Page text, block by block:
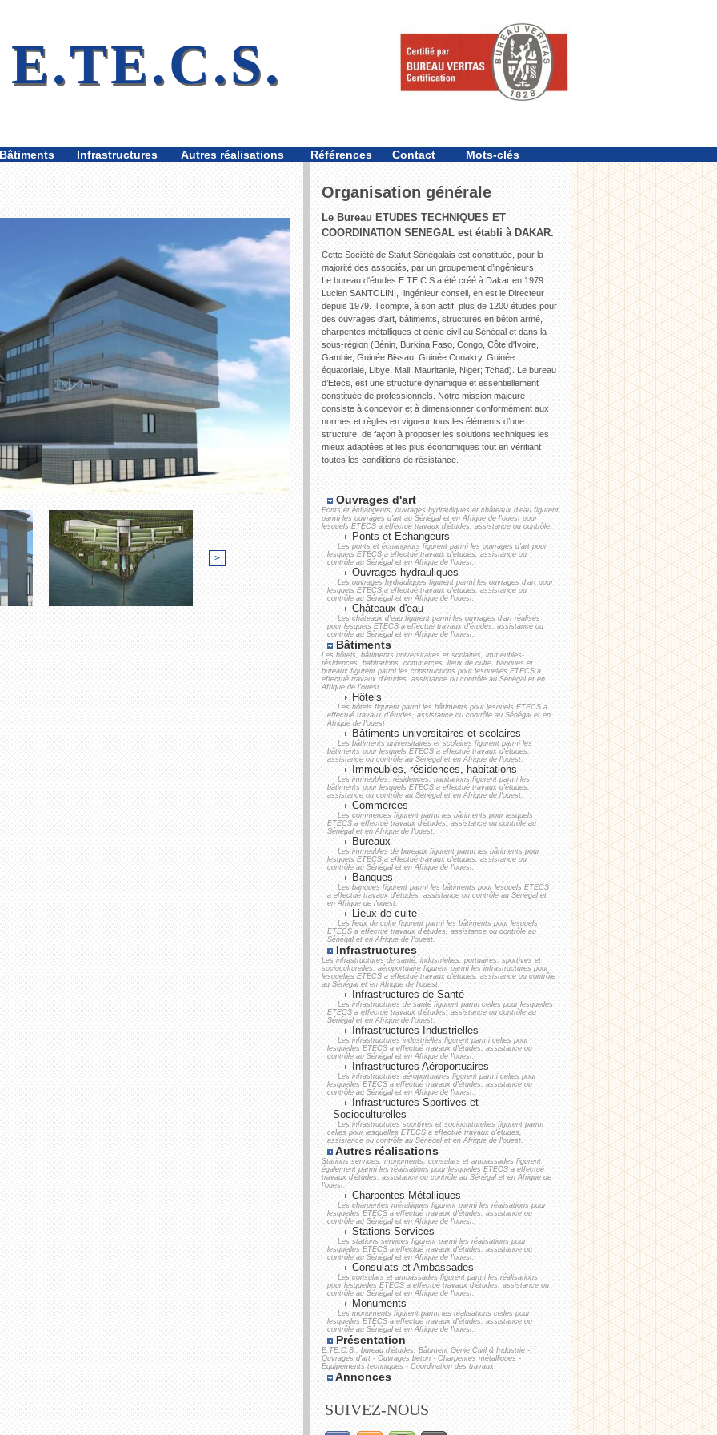
E.TE.C.S.
Bâtiments Infrastructures Autres réalisations Références Contact Mots-clés
>
Organisation générale
Le Bureau ETUDES TECHNIQUES ET
COORDINATION SENEGAL est établi à DAKAR.
Cette Société de Statut Sénégalais est constituée, pour la
majorité des associés, par un groupement d’ingénieurs.
Le bureau d'études E.TE.C.S a été créé à Dakar en 1979.
Lucien SANTOLINI, ingénieur conseil, en est le Directeur
depuis 1979. Il compte, à son actif, plus de 1200 études pour
des ouvrages d'art, bâtiments, structures en béton armé,
charpentes métalliques et génie civil au Sénégal et dans la
sous-région (Bénin, Burkina Faso, Congo, Côte d'Ivoire,
Gambie, Guinée Bissau, Guinée Conakry, Guinée
équatoriale, Libye, Mali, Mauritanie, Niger; Tchad). Le bureau
d’Etecs, est une structure dynamique et essentiellement
constituée de professionnels. Notre mission majeure
consiste à concevoir et à dimensionner conformément aux
normes et règles en vigueur tous les éléments d’une
structure, de façon à proposer les solutions techniques les
mieux adaptées et les plus économiques tout en vérifiant
toutes les conditions de résistance.
Ouvrages d'art
Ponts et échangeurs, ouvrages hydrauliques et châteaux d'eau figurent
parmi les ouvrages d'art au Sénégal et en Afrique de l'ouest pour
lesquels ETECS a effectué travaux d'études, assistance ou contrôle.
Ponts et Echangeurs
Les ponts et échangeurs figurent parmi les ouvrages d'art pour
lesquels ETECS a effectué travaux d'études, assistance ou
contrôle au Sénégal et en Afrique de l'ouest.
Ouvrages hydrauliques
Les ouvrages hydrauliques figurent parmi les ouvrages d'art pour
lesquels ETECS a effectué travaux d'études, assistance ou
contrôle au Sénégal et en Afrique de l'ouest.
Châteaux d'eau
Les châteaux d'eau figurent parmi les ouvrages d'art réalisés
pour lesquels ETECS a effectué travaux d'études, assistance ou
contrôle au Sénégal et en Afrique de l'ouest.
Bâtiments
Les hôtels, bâtiments universitaires et scolaires, immeubles-
résidences, habitations, commerces, lieux de culte, banques et
bureaux figurent parmi les constructions pour lesquelles ETECS a
effectué travaux d'études, assistance ou contrôle au Sénégal et en
Afrique de l'ouest.
Hôtels
Les hôtels figurent parmi les bâtiments pour lesquels ETECS a
effectué travaux d'études, assistance ou contrôle au Sénégal et en
Afrique de l'ouest
Bâtiments universitaires et scolaires
Les bâtiments universitaires et scolaires figurent parmi les
bâtiments pour lesquels ETECS a effectué travaux d'études,
assistance ou contrôle au Sénégal et en Afrique de l'ouest.
Immeubles, résidences, habitations
Les immeubles, résidences, habitations figurent parmi les
bâtiments pour lesquels ETECS a effectué travaux d'études,
assistance ou contrôle au Sénégal et en Afrique de l'ouest.
Commerces
Les commerces figurent parmi les bâtiments pour lesquels
ETECS a effectué travaux d'études, assistance ou contrôle au
Sénégal et en Afrique de l'ouest.
Bureaux
Les immeubles de bureaux figurent parmi les bâtiments pour
lesquels ETECS a effectué travaux d'études, assistance ou
contrôle au Sénégal et en Afrique de l'ouest.
Banques
Les banques figurent parmi les bâtiments pour lesquels ETECS
a effectué travaux d'études, assistance ou contrôle au Sénégal et
en Afrique de l'ouest.
Lieux de culte
Les lieux de culte figurent parmi les bâtiments pour lesquels
ETECS a effectué travaux d'études, assistance ou contrôle au
Sénégal et en Afrique de l'ouest.
Infrastructures
Les infrastructures de santé, industrielles, portuaires, sportives et
socioculturelles, aéroportuaire figurent parmi les infrastructures pour
lesquelles ETECS a effectué travaux d'études, assistance ou contrôle
au Sénégal et en Afrique de l'ouest.
Infrastructures de Santé
Les infrastructures de santé figurent parmi celles pour lesquelles
ETECS a effectué travaux d'études, assistance ou contrôle au
Sénégal et en Afrique de l'ouest.
Infrastructures Industrielles
Les infrastructures industrielles figurent parmi celles pour
lesquelles ETECS a effectué travaux d'études, assistance ou
contrôle au Sénégal et en Afrique de l'ouest.
Infrastructures Aéroportuaires
Les infrastructures aéroportuaires figurent parmi celles pour
lesquelles ETECS a effectué travaux d'études, assistance ou
contrôle au Sénégal et en Afrique de l'ouest.
Infrastructures Sportives et
Socioculturelles
Les infrastructures sportives et socioculturelles figurent parmi
celles pour lesquelles ETECS a effectué travaux d'études,
assistance ou contrôle au Sénégal et en Afrique de l'ouest.
Autres réalisations
Stations services, monuments, consulats et ambassades figurent
également parmi les réalisations pour lesquelles ETECS a effectué
travaux d'études, assistance ou contrôle au Sénégal et en Afrique de
l'ouest.
Charpentes Métalliques
Les charpentes métalliques figurent parmi les réalisations pour
lesquelles ETECS a effectué travaux d'études, assistance ou
contrôle au Sénégal et en Afrique de l'ouest.
Stations Services
Les stations services figurent parmi les réalisations pour
lesquelles ETECS a effectué travaux d'études, assistance ou
contrôle au Sénégal et en Afrique de l'ouest.
Consulats et Ambassades
Les consulats et ambassades figurent parmi les réalisations
pour lesquelles ETECS a effectué travaux d'études, assistance ou
contrôle au Sénégal et en Afrique de l'ouest.
Monuments
Les monuments figurent parmi les réalisations celles pour
lesquelles ETECS a effectué travaux d'études, assistance ou
contrôle au Sénégal et en Afrique de l'ouest.
Présentation
E.TE.C.S., bureau d'études: Bâtiment Génie Civil & Industrie -
Ouvrages d'art - Ouvrages béton - Charpentes métalliques -
Équipements techniques - Coordination des travaux
Annonces
SUIVEZ-NOUS